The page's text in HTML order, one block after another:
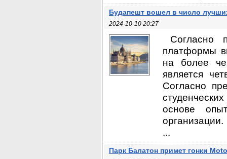
Будапешт вошел в число
2024-10-10 20:27
Согласно
платформы
на более
является
Согласно
основе
...
Парк Балатон примет гонки